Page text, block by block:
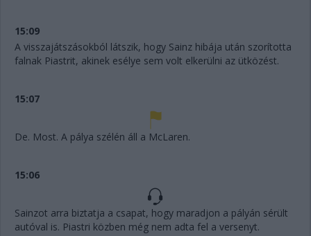
15:09
A visszajátszásokból látszik, hogy Sainz hibája után szorította
falnak Piastrit, akinek esélye sem volt elkerülni az ütközést.
15:07
De. Most. A pálya szélén áll a McLaren.
15:06
Sainzot arra biztatja a csapat, hogy maradjon a pályán sérült
autóval is. Piastri közben még nem adta fel a versenyt.